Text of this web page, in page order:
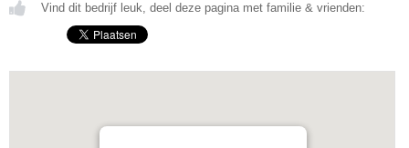
Vind dit bedrijf leuk, deel deze pagina met familie & vrienden: